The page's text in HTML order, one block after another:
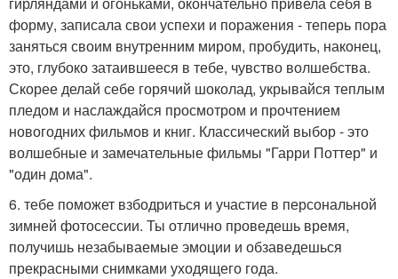
форму, записала свои успехи и поражения - теперь пора
заняться своим внутренним миром, пробудить, наконец,
это, глубоко затаившееся в тебе, чувство волшебства.
Скорее делай себе горячий шоколад, укрывайся теплым
пледом и наслаждайся просмотром и прочтением
новогодних фильмов и книг. Классический выбор - это
волшебные и замечательные фильмы "Гарри Поттер" и
"один дома".
6. тебе поможет взбодриться и участие в персональной
зимней фотосессии. Ты отлично проведешь время,
получишь незабываемые эмоции и обзаведешься
прекрасными снимками уходящего года.